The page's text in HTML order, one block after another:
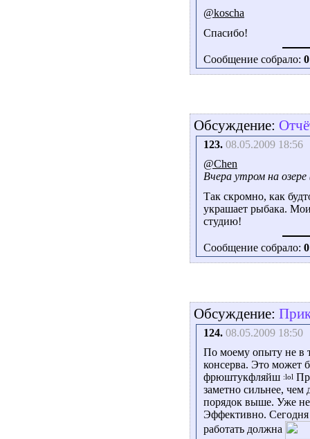
@koscha
Спасибо!
Сообщение собрало: 0
Обсуждение:
123. 08.05.2009 18:56
@Chen
Вчера утром на озере
Так скромно, как
украшает рыбака.
студию!
Сообщение собрало: 0
Обсуждение:
124. 08.05.2009 18:50
По моему опыту не в
консерва. Это может
фрюштукфляйш
заметно сильнее,
порядок выше. Уже
Эффективно.
работать должна